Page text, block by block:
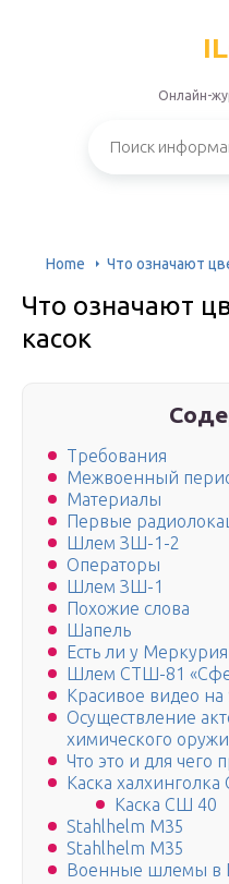
Онлайн-
Home Что означают
Что означают
касок
Требования
Межвоенный
Материалы
Первые
Шлем ЗШ-1-2
Операторы
Шлем ЗШ-1
Похожие слова
Шапель
Есть ли у
Шлем СТШ-81
Красивое видео на
Осуществление
химического
Что это и для чего
Каска
Каска СШ 40
Stahlhelm M35
Stahlhelm M35
Военные шлемы в